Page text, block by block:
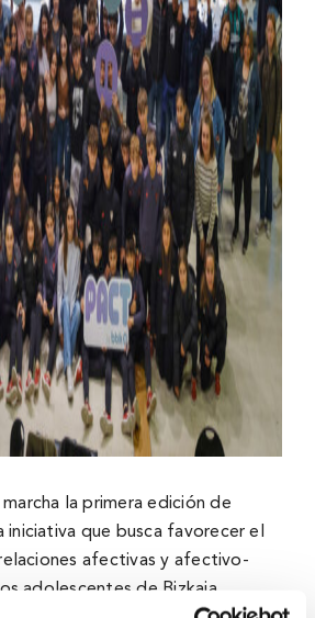
la primera edición de
iniciativa que busca favorecer el
afectivas y afectivo-
adolescentes de Bizkaia.